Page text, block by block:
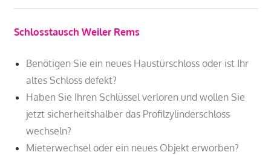
Schlosstausch Weiler Rems
Benötigen Sie ein neues Haustürschloss oder ist Ihr
altes Schloss defekt?
Haben Sie Ihren Schlüssel verloren und wollen Sie
jetzt sicherheitshalber das Profilzylinderschloss
wechseln?
Mieterwechsel oder ein neues Objekt erworben?